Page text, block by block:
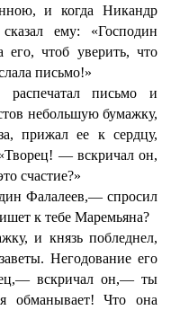
и когда Никандр
ему: «Господин
его, чтоб уверить, что
письмо!»
письмо и
небольшую бумажку,
прижал ее к сердцу,
— вскричал он,
счастие?»
Фалалеев,— спросил
к тебе Маремьяна?
и князь побледнел,
Негодование его
вскричал он,— ты
обманывает! Что она